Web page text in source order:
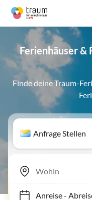
Ferienhäuser &
Finde deine Traum-
Anfrage Stellen
Anreise- Abreise